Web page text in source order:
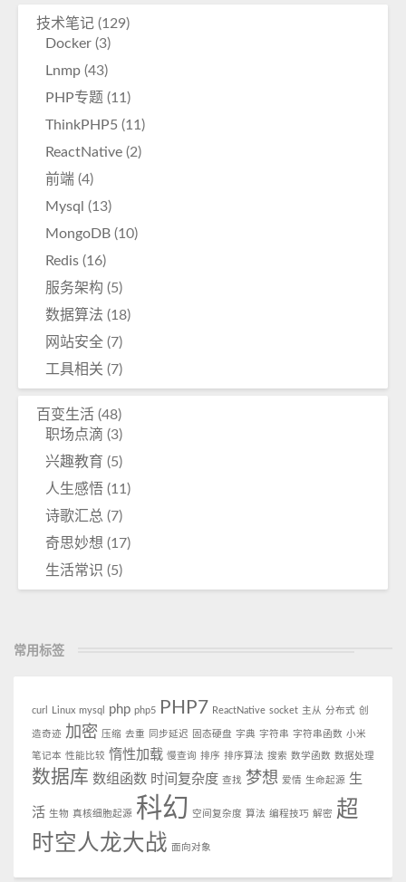
技术笔记 (129)
Docker (3)
Lnmp (43)
PHP专题 (11)
ThinkPHP5 (11)
ReactNative (2)
前端 (4)
Mysql (13)
MongoDB (10)
Redis (16)
服务架构 (5)
数据算法 (18)
网站安全 (7)
工具相关 (7)
百变生活 (48)
职场点滴 (3)
兴趣教育 (5)
人生感悟 (11)
诗歌汇总 (7)
奇思妙想 (17)
生活常识 (5)
常用标签
curl Linux mysql php php5 PHP7 ReactNative socket 主从 分布式 创
造奇迹 加密 压缩 去重 同步延迟 固态硬盘 字典 字符串 字符串函数 小米
笔记本 性能比较 惰性加载 慢查询 排序 排序算法 搜索 数学函数 数据处理
数据库 数组函数 时间复杂度 查找 梦想 爱情 生命起源 生
活 生物 真核细胞起源 科幻 空间复杂度 算法 编程技巧 解密 超
时空人龙大战 面向对象